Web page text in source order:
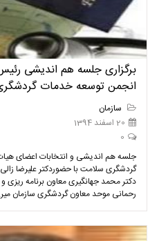
برگزاری جلسه هم اندیشی
انجمن توسعه خدمات
سازمان
20 اسفند 1394
0
جلسه هم اندیشی و انتخابات اعضای
گردشگری سلامت با حضوردکتر علیرضا
دکتر محمد جهانگیری معاون برنامه ریزی
رحمانی موحد معاون گردشگری سازمان